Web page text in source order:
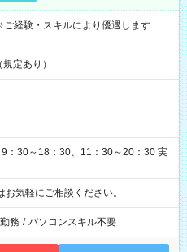
経験・スキルにより優遇します
定あり）
気軽にご相談ください。
務 / パソコンスキル不要